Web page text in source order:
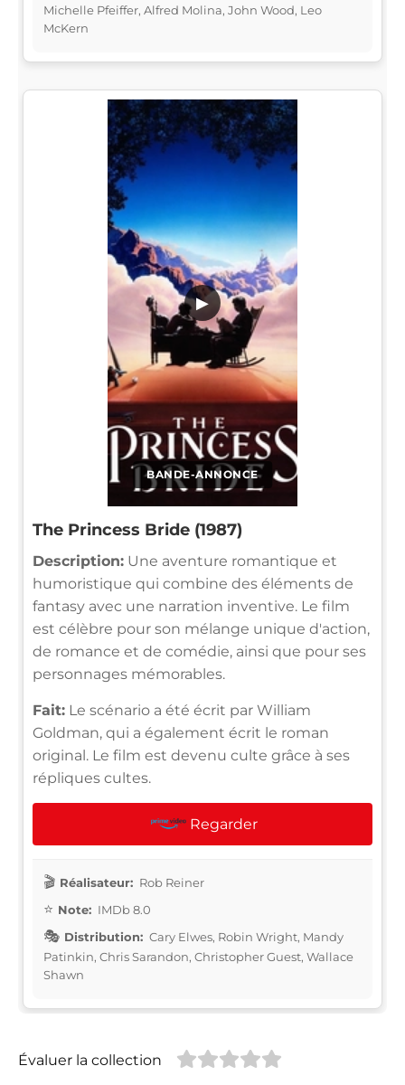
Michelle Pfeiffer, Alfred Molina, John Wood, Leo
McKern
BANDE-ANNONCE
▶
The Princess Bride (1987)
Description: Une aventure romantique et
humoristique qui combine des éléments de
fantasy avec une narration inventive. Le film
est célèbre pour son mélange unique d'action,
de romance et de comédie, ainsi que pour ses
personnages mémorables.
Fait: Le scénario a été écrit par William
Goldman, qui a également écrit le roman
original. Le film est devenu culte grâce à ses
répliques cultes.
Regarder
Réalisateur: Rob Reiner
Note: IMDb 8.0
Distribution: Cary Elwes, Robin Wright, Mandy
Patinkin, Chris Sarandon, Christopher Guest, Wallace
Shawn
Évaluer la collection